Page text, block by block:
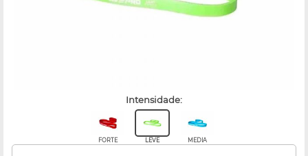
intensidade:
FORTE LEVE MEDIA